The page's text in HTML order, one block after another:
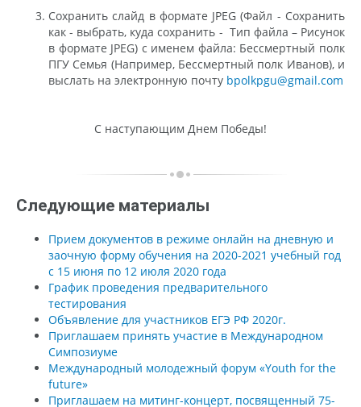
Сохранить слайд в формате JPEG (Файл - Сохранить
как - выбрать, куда сохранить - Тип файла – Рисунок
в формате JPEG) с именем файла: Бессмертный полк
ПГУ Семья (Например, Бессмертный полк Иванов), и
выслать на электронную почту bpolkpgu@gmail.com
С наступающим Днем Победы!
Следующие материалы
Прием документов в режиме онлайн на дневную и
заочную форму обучения на 2020-2021 учебный год
с 15 июня по 12 июля 2020 года
График проведения предварительного
тестирования
Объявление для участников ЕГЭ РФ 2020г.
Приглашаем принять участие в Международном
Симпозиуме
Международный молодежный форум «Youth for the
future»
Приглашаем на митинг-концерт, посвященный 75-